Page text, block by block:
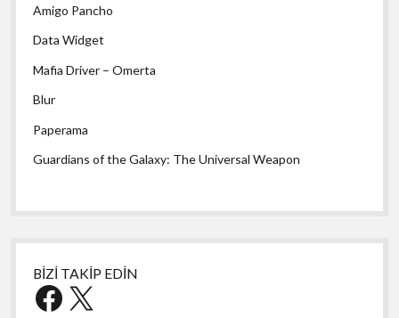
Amigo Pancho
Data Widget
Mafia Driver – Omerta
Blur
Paperama
Guardians of the Galaxy: The Universal Weapon
BİZİ TAKİP EDİN
Facebook
X